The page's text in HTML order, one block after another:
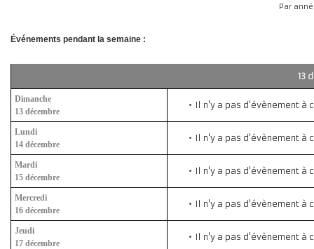
Par
Événements pendant la semaine :
13
Dimanche
13 décembre
Il n'y a pas d'évènement à
Lundi
14 décembre
Il n'y a pas d'évènement à
Mardi
15 décembre
Il n'y a pas d'évènement à
Mercredi
16 décembre
Il n'y a pas d'évènement à
Jeudi
17 décembre
Il n'y a pas d'évènement à